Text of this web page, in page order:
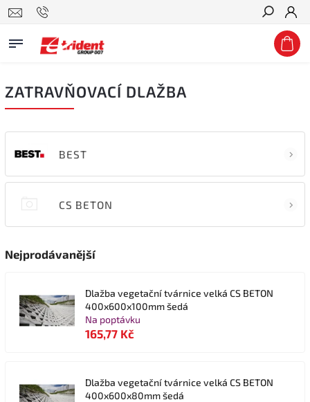
Hledat
ZATRAVŇOVACÍ DLAŽBA
BEST
CS BETON
Nejprodávanější
Dlažba vegetační tvárnice velká CS BETON
400x600x100mm šedá
Na poptávku
165,77 Kč
Dlažba vegetační tvárnice velká CS BETON
400x600x80mm šedá